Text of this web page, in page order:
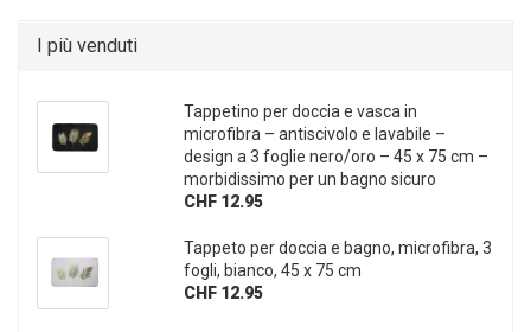
I più venduti
Tappetino per doccia e vasca in
microfibra – antiscivolo e lavabile –
design a 3 foglie nero/oro – 45 x 75 cm –
morbidissimo per un bagno sicuro
CHF 12.95
Tappeto per doccia e bagno, microfibra, 3
fogli, bianco, 45 x 75 cm
CHF 12.95